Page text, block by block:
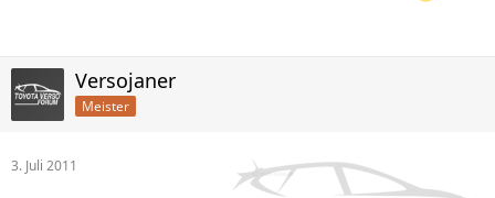
Versojaner
Meister
3. Juli 2011